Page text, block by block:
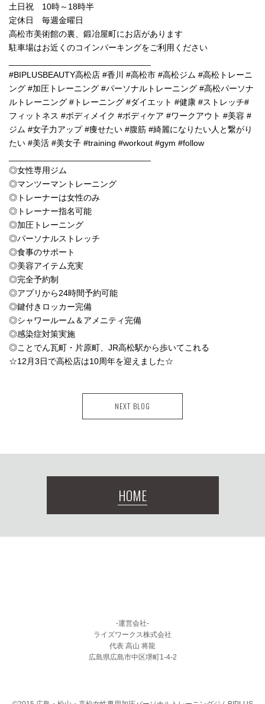
土日祝 10時～18時半
定休日 毎週金曜日
高松市美術館の裏、鍛冶屋町にお店があります
駐車場はお近くのコインパーキングをご利用ください
#BIPLUSBEAUTY高松店 #香川 #高松市 #高松ジム #高松トレーニ
ング #加圧トレーニング #パーソナルトレーニング #高松パーソナ
ルトレーニング #トレーニング #ダイエット #健康 #ストレッチ#
フィットネス #ボディメイク #ボディケア #ワークアウト #美容 #
ジム #女子力アップ #痩せたい #腹筋 #綺麗になりたい人と繋がり
たい #美活 #美女子 #training #workout #gym #follow
◎女性専用ジム
◎マンツーマントレーニング
◎トレーナーは女性のみ
◎トレーナー指名可能
◎加圧トレーニング
◎パーソナルストレッチ
◎食事のサポート
◎美容アイテム充実
◎完全予約制
◎アプリから24時間予約可能
◎鍵付きロッカー完備
◎シャワールーム＆アメニティ完備
◎感染症対策実施
◎ことでん瓦町・片原町、JR高松駅から歩いてこれる
☆12月3日で高松店は10周年を迎えました☆
NEXT BLOG
HOME
-運営会社-
ライズワークス株式会社
代表 高山 将龍
広島県広島市中区堺町1-4-2